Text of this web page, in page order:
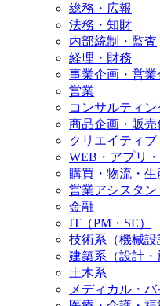
総務・広報
法務・知財
内部統制・監査
経理・財務
事業企画・営業
営業
コンサルティン
商品企画・販売
クリエイティブ
WEB・アプリ
購買・物流・生
営業アシスタ
金融
IT（PM・SE）
技術系（機械設
建築系（設計・
土木系
メディカル・バ